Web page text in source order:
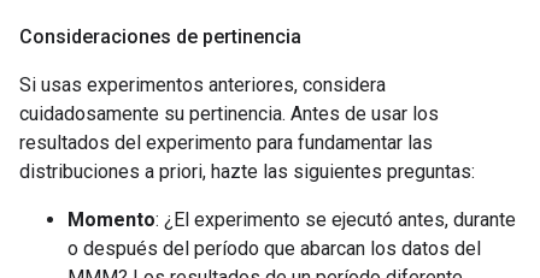
Consideraciones de pertinencia
Si usas experimentos anteriores, considera
cuidadosamente su pertinencia. Antes de usar los
resultados del experimento para fundamentar las
distribuciones a priori, hazte las siguientes preguntas:
Momento: ¿El experimento se ejecutó antes, durante
o después del período que abarcan los datos del